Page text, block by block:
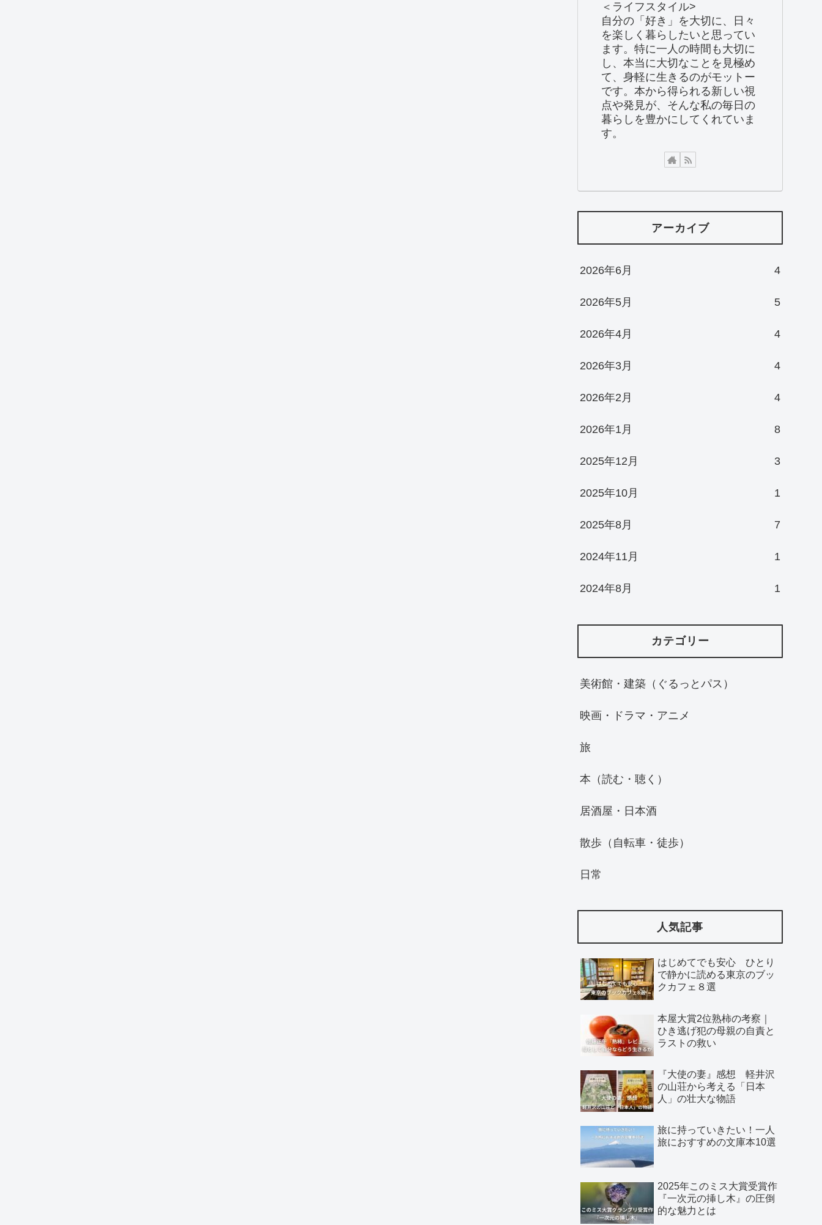
＜ライフスタイル>
自分の「好き」を大切に、日々
を楽しく暮らしたいと思ってい
ます。特に一人の時間も大切に
し、本当に大切なことを見極め
て、身軽に生きるのがモットー
です。本から得られる新しい視
点や発見が、そんな私の毎日の
暮らしを豊かにしてくれていま
す。
アーカイブ
2026年6月 4
2026年5月 5
2026年4月 4
2026年3月 4
2026年2月 4
2026年1月 8
2025年12月 3
2025年10月 1
2025年8月 7
2024年11月 1
2024年8月 1
カテゴリー
美術館・建築（ぐるっとパス）
映画・ドラマ・アニメ
旅
本（読む・聴く）
居酒屋・日本酒
散歩（自転車・徒歩）
日常
人気記事
はじめてでも安心 ひとり
で静かに読める東京のブッ
クカフェ８選
本屋大賞2位熟柿の考察｜
ひき逃げ犯の母親の自責と
ラストの救い
『大使の妻』感想 軽井沢
の山荘から考える「日本
人」の壮大な物語
旅に持っていきたい！一人
旅におすすめの文庫本10選
2025年このミス大賞受賞作
『一次元の挿し木』の圧倒
的な魅力とは